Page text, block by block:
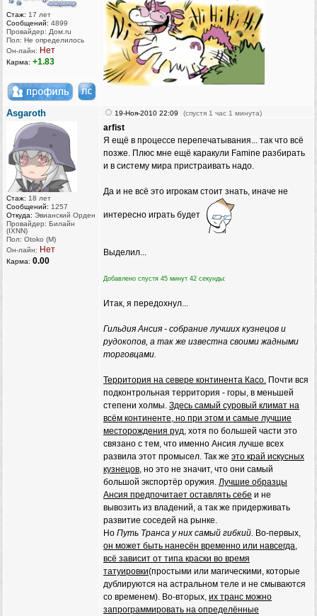
Стаж: 17 лет
Сообщений: 4899
Провайдер: Дом.ru
Пол: Не определилось
Он-лайн: Нет
Карма: +1.83
Asgaroth
Стаж: 18 лет
Сообщений: 1257
Откуда: Эвианский Орден
Провайдер: Билайн
(IXNN)
Пол: Otoko (M)
Он-лайн: Нет
Карма: 0.00
19-Ноя-2010 22:09 (спустя 1 час 1 минута)
arfist
Я ещё в процессе перепечатывания... так что всё
позже. Плюс мне ещё каракули Famine разбирать
и в систему мира пристраивать надо.
Да и не всё это игрокам стоит знать, иначе не
интересно играть будет
Выделил...
Добавлено спустя 45 минут 42 секунды:
Итак, я передохнул...
Гильдия Ансия - собрание лучших кузнецов и
рудокопов, а так же известна своими жадными
торговцами.
Территория на севере континента Касо. Почти вся
подконтрольная территория - горы, в меньшей
степени холмы. Здесь самый суровый климат на
всём континенте, но при этом и самые лучшие
месторождения руд, хотя по большей части это
связано с тем, что именно Ансия лучше всех
развила этот промысел. Так же это край искусных
кузнецов, но это не значит, что они самый
большой экспортёр оружия. Лучшие образцы
Ансия предпочитает оставлять себе и не
вывозить из владений, а так же придерживать
развитие соседей на рынке.
Но Путь Транса у них самый гибкий. Во-первых,
он может быть нанесён временно или навсегда,
всё зависит от типа краски во время
татуировки(простыми или магическими, которые
дублируются на астральном теле и не смываются
со временем). Во-вторых, их транс можно
запрограммировать на определённые